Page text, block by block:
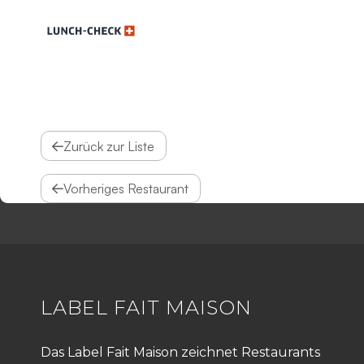
Zurück zur Liste
Vorheriges Restaurant
LABEL FAIT MAISON
Das Label Fait Maison zeichnet Restaurants